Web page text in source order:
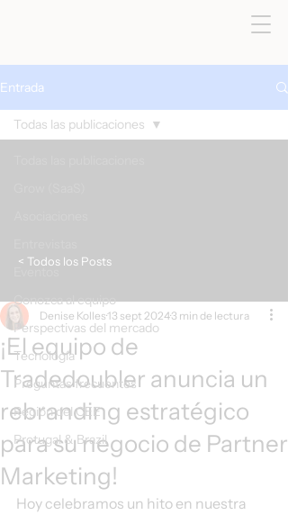
Entrada
Conozca al equipo
Perspectivas del mercado
Tecnología
Preguntas frecuentes
Región del CEE
Protugal & Brazil
Todas las publicaciones
¡El equipo de
Tradedoubler anuncia un
rebranding estratégico
para su negocio de Partner
Marketing!
Denise Kolles13 sept 20243 min de lectura
Hoy celebramos un hito en nuestra
< Todos los Posts